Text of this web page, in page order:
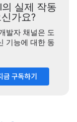
실제 작동
가요?
발자 채널은 도
기능에 대한 동
금 구독하기